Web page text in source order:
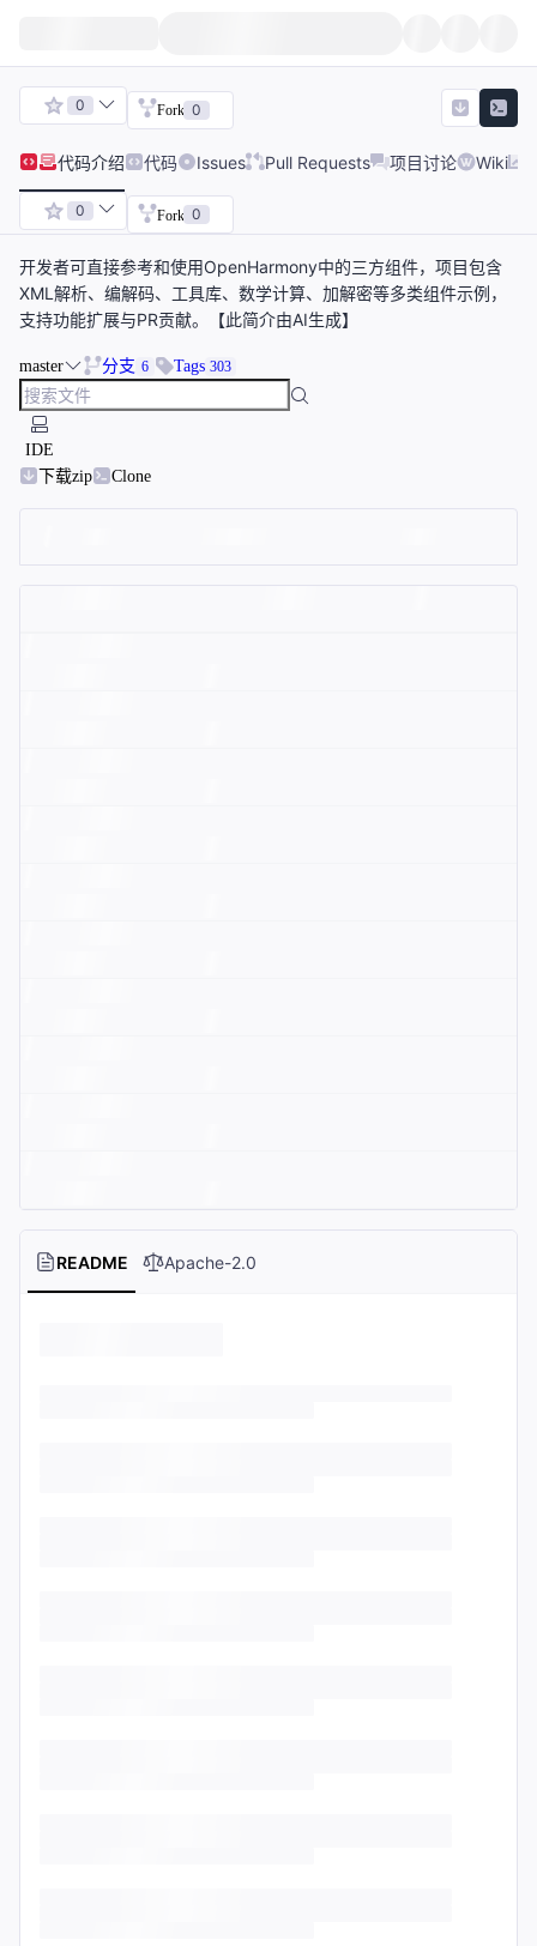
0 Fork 0
代码介绍 代码 Issues Pull Requests 项目讨论 Wiki
0 Fork 0
开发者可直接参考和使用OpenHarmony中的三方组件，项目包含
XML解析、编解码、工具库、数学计算、加解密等多类组件示例，
支持功能扩展与PR贡献。【此简介由AI生成】
master 分支 6 Tags 303
IDE
下载zip
Clone
README Apache-2.0